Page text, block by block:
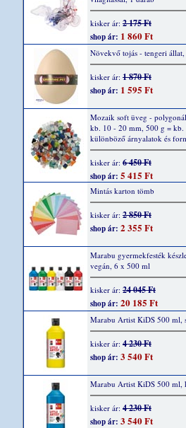
kisker ár: 2 175 Ft
shop ár: 1 860 Ft
Növekvő tojás - tengeri állat,
kisker ár: 1 870 Ft
shop ár: 1 595 Ft
Mozaik soft üveg -
kb. 10 - 20 mm, 500 g = kb.
különböző árnyalatok és
kisker ár: 6 450 Ft
shop ár: 5 415 Ft
Mintás karton tömb
kisker ár: 2 850 Ft
shop ár: 2 355 Ft
Marabu gyermekfesték
vegán, 6 x 500 ml
kisker ár: 24 045 Ft
shop ár: 20 185 Ft
Marabu Artist KiDS 500 ml,
kisker ár: 4 230 Ft
shop ár: 3 540 Ft
Marabu Artist KiDS 500 ml,
kisker ár: 4 230 Ft
shop ár: 3 540 Ft